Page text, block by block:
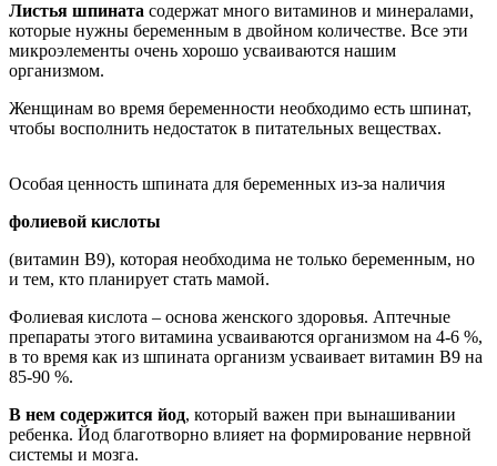
Листья шпината содержат много витаминов и минералами,
которые нужны беременным в двойном количестве. Все эти
микроэлементы очень хорошо усваиваются нашим
организмом.
Женщинам во время беременности необходимо есть шпинат,
чтобы восполнить недостаток в питательных веществах.
Особая ценность шпината для беременных из-за наличия
фолиевой кислоты
(витамин В9), которая необходима не только беременным, но
и тем, кто планирует стать мамой.
Фолиевая кислота – основа женского здоровья. Аптечные
препараты этого витамина усваиваются организмом на 4-6 %,
в то время как из шпината организм усваивает витамин В9 на
85-90 %.
В нем содержится йод, который важен при вынашивании
ребенка. Йод благотворно влияет на формирование нервной
системы и мозга.